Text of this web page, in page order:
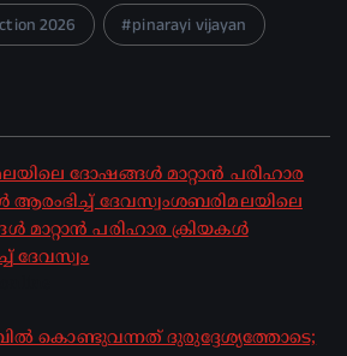
2026
pinarayi vijayan
ദോഷങ്ങൾ മാറ്റാൻ പരിഹാര
ആരംഭിച്ച് ദേവസ്വംശബരിമലയിലെ
മാറ്റാൻ പരിഹാര ക്രിയകൾ
ദേവസ്വം
ബിൽ കൊണ്ടുവന്നത് ദുരുദ്ദേശ്യത്തോടെ;